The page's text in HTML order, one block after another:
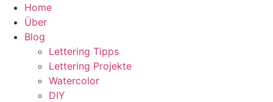
Zum
Inhalt
wechseln
Home
Über
Blog
Lettering Tipps
Lettering Projekte
Watercolor
DIY